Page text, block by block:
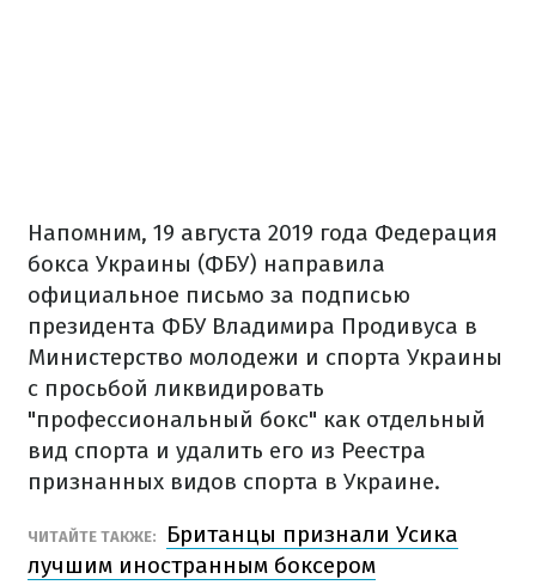
Напомним, 19 августа 2019 года Федерация
бокса Украины (ФБУ) направила
официальное письмо за подписью
президента ФБУ Владимира Продивуса в
Министерство молодежи и спорта Украины
с просьбой ликвидировать
"профессиональный бокс" как отдельный
вид спорта и удалить его из Реестра
признанных видов спорта в Украине.
ЧИТАЙТЕ ТАКЖЕ:
Британцы признали Усика
лучшим иностранным боксером